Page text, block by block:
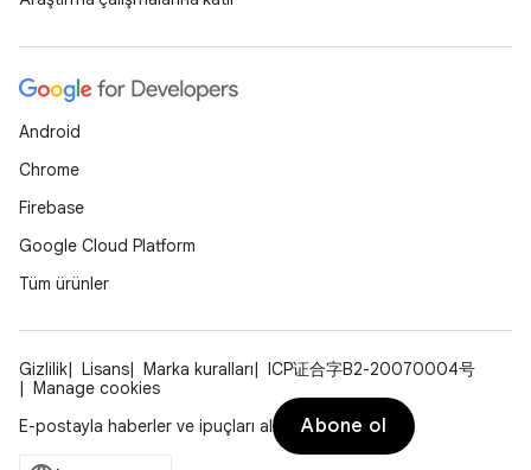
Android
Chrome
Firebase
Google Cloud Platform
Tüm ürünler
Gizlilik Lisans Marka kuralları
ICP证合字B2-20070004号
Manage cookies
E-postayla haberler ve ipuçları al
Abone ol